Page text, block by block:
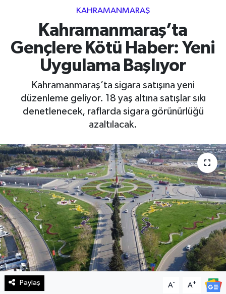
KAHRAMANMARAŞ
Kahramanmaraş’ta
Gençlere Kötü Haber: Yeni
Uygulama Başlıyor
Kahramanmaraş’ta sigara satışına yeni
düzenleme geliyor. 18 yaş altına satışlar sıkı
denetlenecek, raflarda sigara görünürlüğü
azaltılacak.
Paylaş A- A+
Ekonomi
Genel
Güncel
Haberde İnsan
Magazin
Manşet Altı
Manşetler
Resmi İlan
Sağlık
Spor
Süper Lig Puan Durumu ve Fikstür
Tüm Manşetler
Son Dakika Haberleri
Haber Arşivi